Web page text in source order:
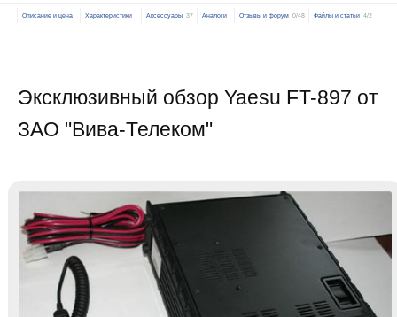
Описание и цена Характеристики Аксессуары 37 Аналоги Отзывы и форум 0/48 Файлы и статьи 4/2
Эксклюзивный обзор Yaesu FT-897 от
ЗАО "Вива-Телеком"